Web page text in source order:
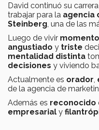
David continuó su
trabajar para la agencia
Steinberg , una de las
Luego de vivir
angustiado y triste
mentalidad distinta
decisiones y viviendo
Actualmente es orador
de la agencia de
Además es reconocido
empresarial y